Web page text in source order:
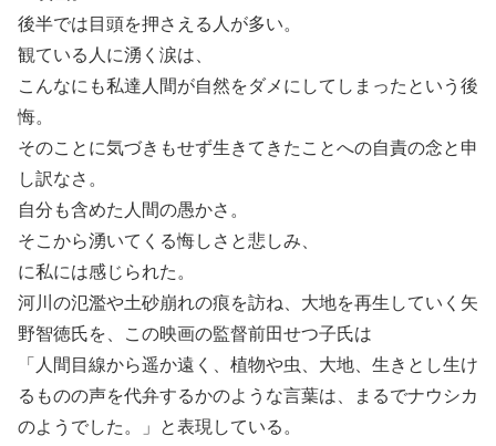
後半では目頭を押さえる人が多い。
観ている人に湧く涙は、
こんなにも私達人間が自然をダメにしてしまったという後
悔。
そのことに気づきもせず生きてきたことへの自責の念と申
し訳なさ。
自分も含めた人間の愚かさ。
そこから湧いてくる悔しさと悲しみ、
に私には感じられた。
河川の氾濫や土砂崩れの痕を訪ね、大地を再生していく矢
野智徳氏を、この映画の監督前田せつ子氏は
「人間目線から遥か遠く、植物や虫、大地、生きとし生け
るものの声を代弁するかのような言葉は、まるでナウシカ
のようでした。」と表現している。